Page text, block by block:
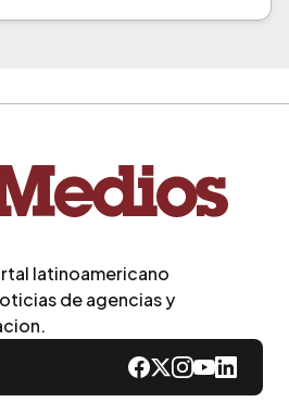
latinoamericano
de agencias y